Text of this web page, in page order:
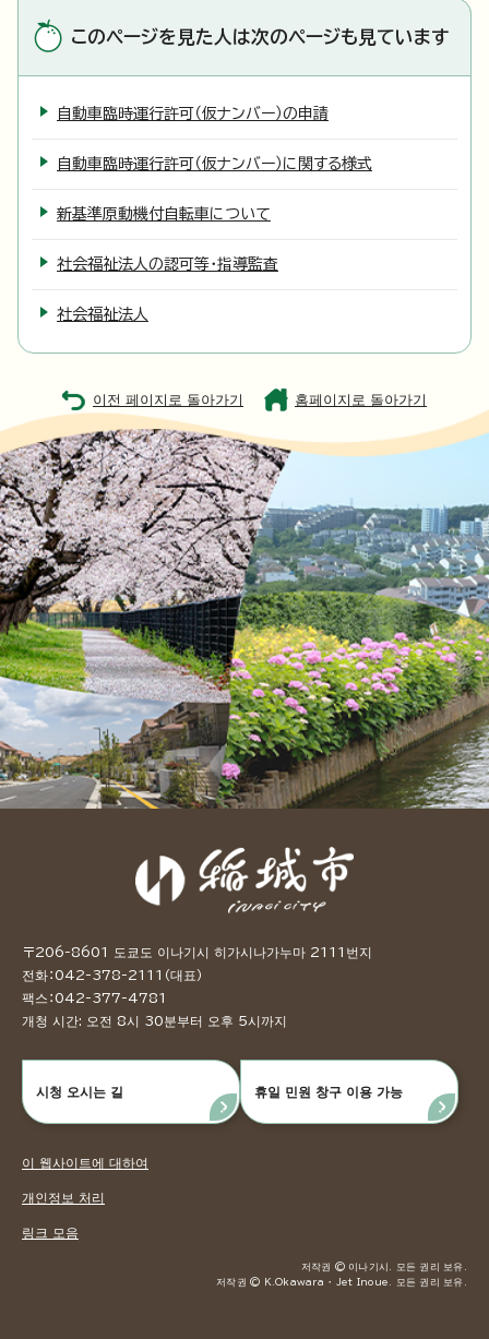
このページを見た人は次のページも見ています
自動車臨時運行許可（仮ナンバー）の申請
自動車臨時運行許可（仮ナンバー）に関する様式
新基準原動機付自転車について
社会福祉法人の認可等・指導監査
社会福祉法人
이전 페이지로 돌아가기 홈페이지로 돌아가기
〒206-8601 도쿄도 이나기시 히가시나가누마 2111번지
전화：042-378-2111（대표）
팩스：042-377-4781
개청 시간: 오전 8시 30분부터 오후 5시까지
시청 오시는 길 휴일 민원 창구 이용 가능
이 웹사이트에 대하여
개인정보 처리
링크 모음
저작권 © 이나기시. 모든 권리 보유.
저작권 © K.Okawara ・ Jet Inoue. 모든 권리 보유.